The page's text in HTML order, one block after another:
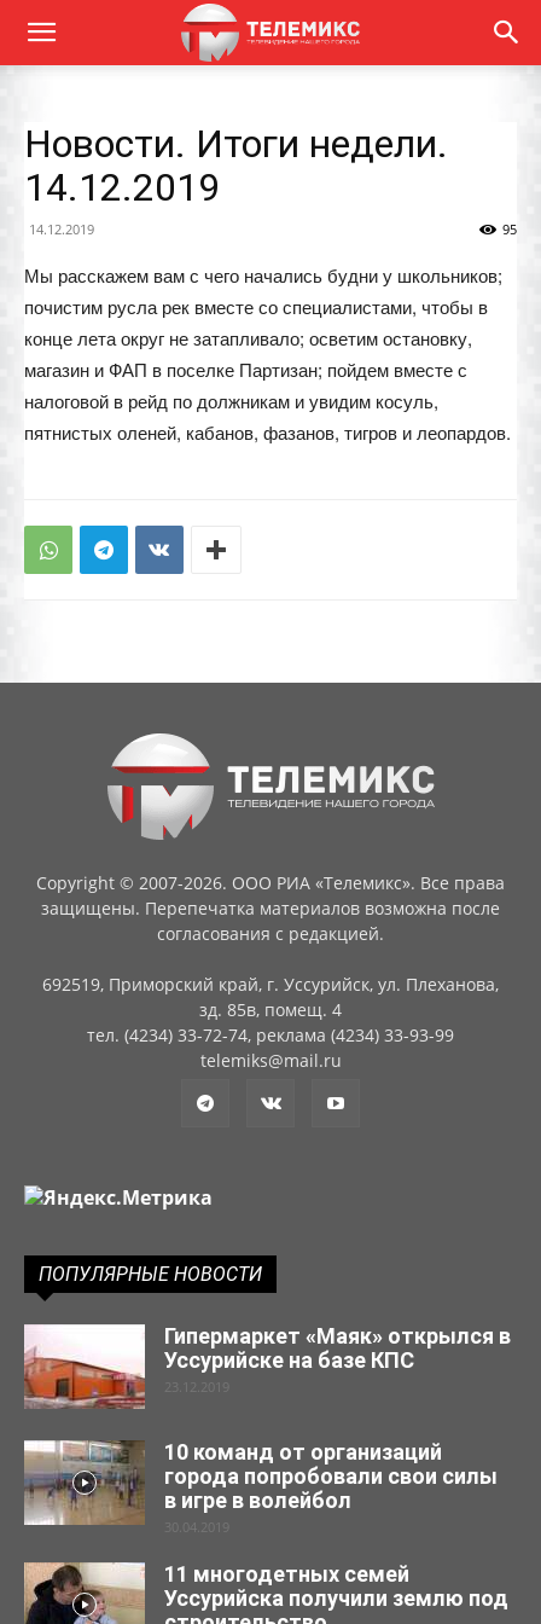
Новости. Итоги недели.
14.12.2019
14.12.2019 95
Мы расскажем вам с чего начались будни у школьников;
почистим русла рек вместе со специалистами, чтобы в
конце лета округ не затапливало; осветим остановку,
магазин и ФАП в поселке Партизан; пойдем вместе с
налоговой в рейд по должникам и увидим косуль,
пятнистых оленей, кабанов, фазанов, тигров и леопардов.
Copyright © 2007-2026. ООО РИА «Телемикс». Все права
защищены. Перепечатка материалов возможна после
согласования с редакцией.
692519, Приморский край, г. Уссурийск, ул. Плеханова,
зд. 85в, помещ. 4
тел. (4234) 33-72-74, реклама (4234) 33-93-99
telemiks@mail.ru
ПОПУЛЯРНЫЕ НОВОСТИ
Гипермаркет «Маяк» открылся в
Уссурийске на базе КПС
23.12.2019
10 команд от организаций
города попробовали свои силы
в игре в волейбол
30.04.2019
11 многодетных семей
Уссурийска получили землю под